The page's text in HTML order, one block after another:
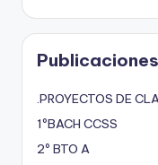
Publicaciones
.PROYECTOS DE
1ºBACH CCSS
2º BTO A